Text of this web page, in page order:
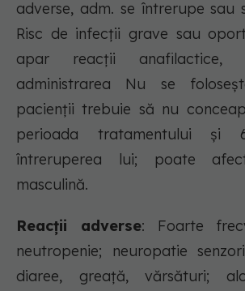
adverse, adm. se întrerupe sau
Risc de infecţii grave sau
apar reacţii anafilactice,
administrarea Nu se
pacienţii trebuie să nu
perioada tratamentului
întreruperea lui; poate
masculină.
Reacții adverse: Foarte
neutropenie; neuropatie
diaree, greaţă, vărsături;